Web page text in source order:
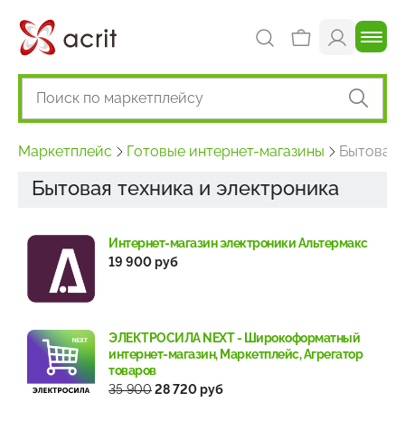
Маркетплейс Готовые интернет-магазины Бытовая
Бытовая техника и электроника
Интернет-магазин электроники Альтермакс
19 900 руб
ЭЛЕКТРОСИЛА NEXT - Широкоформатный
интернет-магазин, Маркетплейс, Агрегатор
товаров
35 90028 720 руб